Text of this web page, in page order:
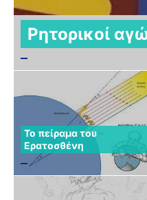
Ρητορικοί
Το πείραμα του
Ερατοσθένη